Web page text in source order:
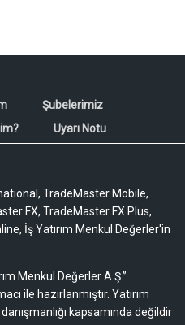
Şubelerimiz
Uyarı Notu
TradeMaster Mobile,
FX, TradeMaster FX Plus,
İş Yatırım Menkul Değerler'in
Menkul Değerler A.Ş.”
ile hazırlanmıştır. Yatırım
kapsamında değildir